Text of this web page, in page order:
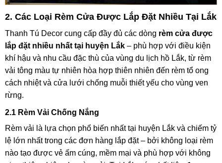
2. Các Loại Rèm Cửa Được Lắp Đặt Nhiều Tại Lắk
Thanh Tú Decor cung cấp đầy đủ các dòng rèm cửa được
lắp đặt nhiều nhất tại huyện Lắk – phù hợp với điều kiện
khí hậu và nhu cầu đặc thù của vùng du lịch hồ Lắk, từ rèm
vải tông màu tự nhiên hòa hợp thiên nhiên đến rèm tổ ong
cách nhiệt và cửa lưới chống muỗi thiết yếu cho vùng ven
rừng.
2.1 Rèm Vải Chống Nắng
Rèm vải là lựa chọn phổ biến nhất tại huyện Lắk và chiếm tỷ
lệ lớn nhất trong các đơn hàng lắp đặt – bởi không loại rèm
nào tạo được vẻ ấm cúng, mềm mại và phù hợp với không